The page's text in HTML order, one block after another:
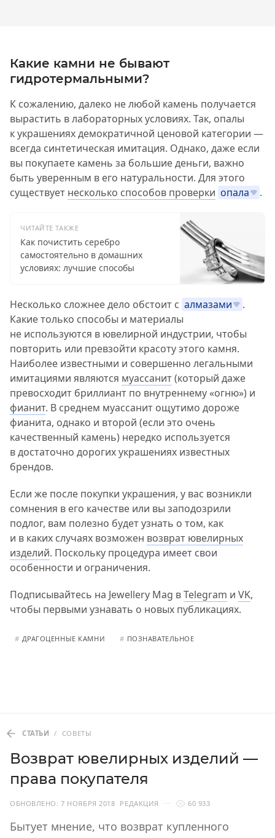
Какие камни не бывают
гидротермальными?
К сожалению, далеко не любой камень получается
вырастить в лабораторных условиях. Так, опалы
к украшениях демократичной ценовой категории —
всегда синтетическая имитация. Однако, даже если
вы покупаете камень за большие деньги, важно
быть уверенным в его натуральности. Для этого
существует несколько способов проверки опала .
ЧИТАЙТЕ ТАКЖЕ
Как почистить серебро
самостоятельно в домашних
условиях: лучшие способы
Несколько сложнее дело обстоит с алмазами
.
Какие только способы и материалы
не используются в ювелирной индустрии, чтобы
повторить или превзойти красоту этого камня.
Наиболее известными и совершенно легальными
имитациями являются муассанит(который даже
превосходит бриллиант по внутреннему «огню») и
фианит. В среднем муассанит ощутимо дороже
фианита, однако и второй (если это очень
качественный камень) нередко используется
в достаточно дорогих украшениях известных
брендов.
Если же после покупки украшения, у вас возникли
сомнения в его качестве или вы заподозрили
подлог, вам полезно будет узнать о том, как
и в каких случаях возможен возврат ювелирных
изделий. Поскольку процедура имеет свои
особенности и ограничения.
Подписывайтесь на Jewellery Mag вTelegram и VK,
чтобы первыми узнавать о новых публикациях.
# ДРАГОЦЕННЫЕ КАМНИ # ПОЗНАВАТЕЛЬНОЕ
СТАТЬИ / СОВЕТЫ
Возврат ювелирных изделий —
права покупателя
ОБНОВЛЕНО: 7 НОЯБРЯ 2018 РЕДАКЦИЯ 60 933
Бытует мнение, что возврат купленного